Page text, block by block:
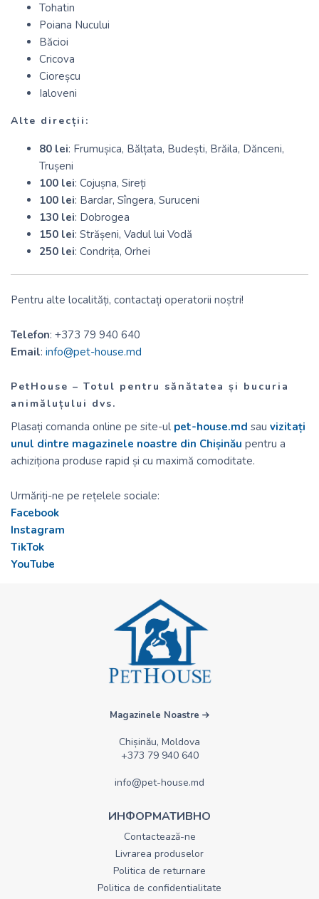
Tohatin
Poiana Nucului
Băcioi
Cricova
Cioreșcu
Ialoveni
Alte direcții:
80 lei: Frumușica, Bălțata, Budești, Brăila, Dănceni,
Trușeni
100 lei: Cojușna, Sireți
100 lei: Bardar, Sîngera, Suruceni
130 lei: Dobrogea
150 lei: Strășeni, Vadul lui Vodă
250 lei: Condrița, Orhei
Pentru alte localități, contactați operatorii noștri!
Telefon: +373 79 940 640
Email: info@pet-house.md
PetHouse – Totul pentru sănătatea și bucuria
animăluțului dvs.
Plasați comanda online pe site-ul pet-house.md sau vizitați
unul dintre magazinele noastre din Chișinău pentru a
achiziționa produse rapid și cu maximă comoditate.
Urmăriți-ne pe rețelele sociale:
Facebook
Instagram
TikTok
YouTube
Magazinele Noastre
Chișinău, Moldova
+373 79 940 640
info@pet-house.md
ИНФОРМАТИВНО
Contactează-ne
Livrarea produselor
Politica de returnare
Politica de confidentialitate